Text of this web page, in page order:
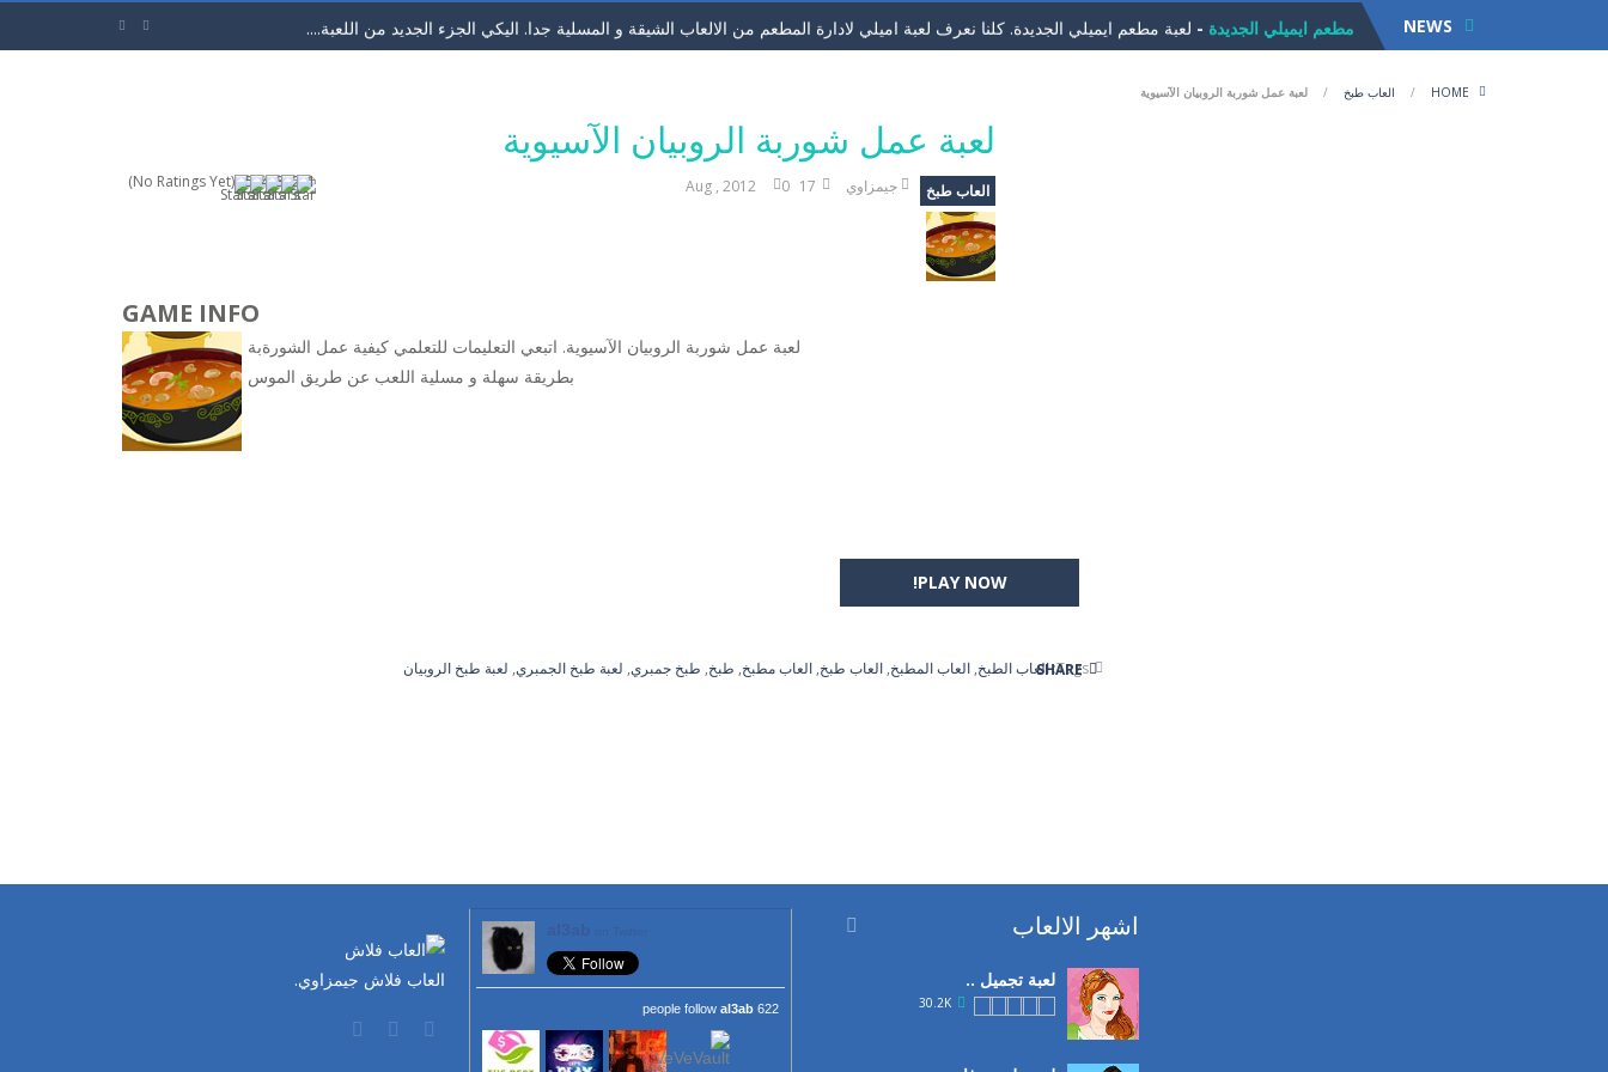
NEWS مطعم ايميلي الجديدة - لعبة مطعم ايميلي الجديدة. كلنا نعرف لعبة اميلي لادارة المطعم من الالعاب الشيقة و المسلية جدا. اليكي الجزء الجديد من اللعبة....
لعبة القط ذو الحذاء. لعبة مغامرات لحل لغز المملكة عن طريق لعبة الجواهر. لو كنت من محبي القط ذو الحذاء من فيلم شريك. سوف تحب...
تلبيس ملابس العملتلبيس ملابس العمل. اختاري اولا موصفات الفتاة اللي تريديها من لون شعر ولون بشرة و الجنسية. ثما ابدئي في اختيار...
لعبة زوما الاقصر الفرعونية بشكل وطريقة جديد. حول ان تصوب الكراتعلي 2 او اكثر من نفس اللون لتسقطهم ومهمتك في كل مرحلة ان تحرر...
لعبة سلة الفواكةلعبة سلة الفواكة. لعبة ذكاء طريفة وسهلة للاطفال. كل ما عليك هوه تحريك العصاء لتجعل الفواكة تتدحرج وتسقط في...
لعبة تقطيع الفواكة الشهيرة. الان يمكنك ان تلعب اللعبة بدون تحميل ومن اي جهاز لعبة تقطيع الفواكهة الشهيرة. في خلال 60 ثانية...
 
/ العاب طبخ / لعبة عمل شوربة الروبيان الآسيوية
لعبة عمل شوربة الروبيان الآسيوية
(No Ratings Yet) العاب طبخ جيمزاوي 17 Aug , 2012
0
PLAY NOW!
GAME INFO
لعبة عمل شوربة الروبيان الآسيوية. اتبعي التعليمات للتعلمي كيفية عمل الشورةبة
بطريقة سهلة و مسلية اللعب عن طريق الموس
Tags: العاب الطبخ, العاب المطبخ, العاب طبخ, العاب مطبخ, طبخ, طبخ جمبري, لعبة طبخ الجمبري, لعبة طبخ الروبيان SHARE
العاب فلاش جيمزاوي.
622 people follow
al3ab
اشهر الالعاب
لعبة تجميل ..
30.2K
